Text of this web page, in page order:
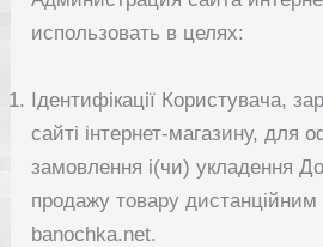
использовать в целях:
Ідентифікації Користувача,
сайті інтернет-магазину, для
замовлення і(чи) укладення
продажу товару
banochka.net.